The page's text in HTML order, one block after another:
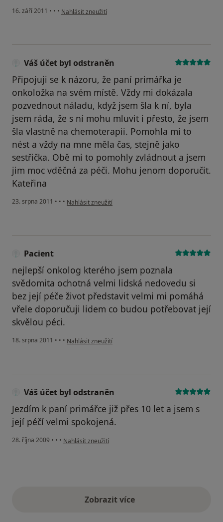
16. září 2011 • • • podle názoru uživatele Pacient
Nahlásit zneužití
Váš účet byl odstraněn
Připojuji se k názoru, že paní primářka je
onkoložka na svém místě. Vždy mi dokázala
pozvednout náladu, když jsem šla k ní, byla
jsem ráda, že s ní mohu mluvit i přesto, že jsem
šla vlastně na chemoterapii. Pomohla mi to
nést a vždy na mne měla čas, stejně jako
sestřička. Obě mi to pomohly zvládnout a jsem
jim moc vděčná za péči. Mohu jenom doporučit.
Kateřina
23. srpna 2011 • • • podle názoru uživatele Váš účet byl odstraněn
Nahlásit zneužití
Pacient
nejlepší onkolog kterého jsem poznala
svědomita ochotná velmi lidská nedovedu si
bez její péče život představit velmi mi pomáhá
vřele doporučuji lidem co budou potřebovat její
skvělou péci.
18. srpna 2011 • • • podle názoru uživatele Pacient
Nahlásit zneužití
Váš účet byl odstraněn
Jezdím k paní primářce již přes 10 let a jsem s
její péčí velmi spokojená.
28. října 2009 • • • podle názoru uživatele Váš účet byl odstraněn
Nahlásit zneužití
Zobrazit vícevýše uvedené názory